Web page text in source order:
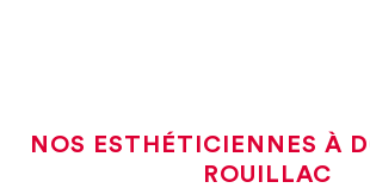
NOS ESTHÉTICIENNES À
ROUILLAC